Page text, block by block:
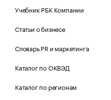
Учебник РБК Компании
Статьи о бизнесе
Словарь PR и маркетинга
Каталог по ОКВЭД
Каталог по регионам